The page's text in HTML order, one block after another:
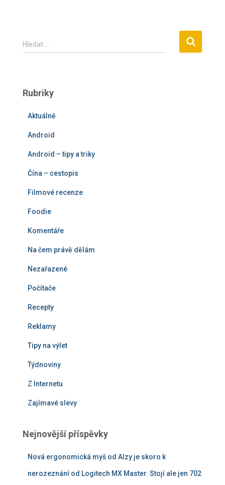
V
y
d
Hledat …
Rubriky
Aktuálně
Android
Android – tipy a triky
Čína – cestopis
Filmové recenze
Foodie
Komentáře
Na čem právě dělám
Nezařazené
Počítače
Recepty
Reklamy
Tipy na výlet
Týdnoviny
Z Internetu
Zajímavé slevy
Nejnovější příspěvky
Nová ergonomická myš od Alzy je skoro k
nerozeznání od Logitech MX Master. Stojí ale jen 702